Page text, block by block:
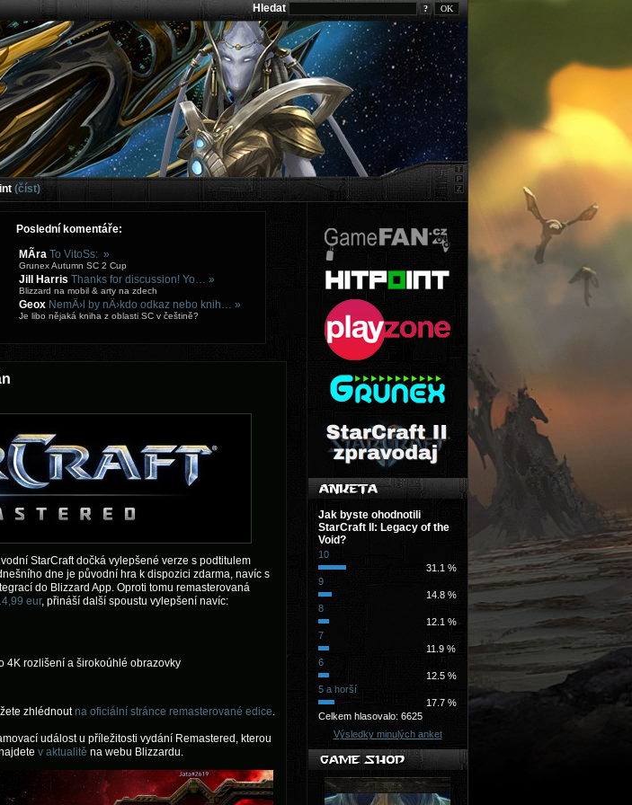
Hledat ?
(číst)
Poslední komentáře:
MÃ­ra To VitoSs: »
Grunex Autumn SC 2 Cup
Jill Harris Thanks for discussion! Yo… »
Blizzard na mobil & arty na zdech
Geox NemÄ›l by nÄ›kdo odkaz nebo knih… »
Je libo nějaká kniha z oblasti SC v češtině?
StarCraft dočká vylepšené verze s podtitulem
dne je původní hra k dispozici zdarma, navíc s
do Blizzard App. Oproti tomu remasterovaná
eur, přináší další spoustu vylepšení navíc:
4K rozlišení a širokoúhlé obrazovky
zhlédnoutna oficiální stránce remasterované edice.
událost u příležitosti vydání Remastered, kterou
v aktualitě na webu Blizzardu.
Jak byste ohodnotili
StarCraft II: Legacy of the
Void?
10
31.1 %
9
14.8 %
8
12.1 %
7
11.9 %
6
12.5 %
5 a horší
17.7 %
Celkem hlasovalo: 6625
Výsledky minulých anket